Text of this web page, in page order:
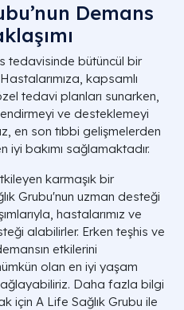
Demans
tedavisinde bütüncül bir
kapsamlı
tedavi planları sunarken,
ve desteklemeyi
en son tıbbi gelişmelerden
bakımı sağlamaktadır.
karmaşık bir
Grubu'nun uzman desteği
hastalarımız ve
alabilirler. Erken teşhis ve
etkilerini
olan en iyi yaşam
Daha fazla bilgi
için A Life Sağlık Grubu ile